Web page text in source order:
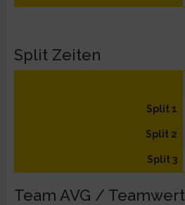
Split Zeiten
Split 1
Split 2
Split 3
Team AVG /